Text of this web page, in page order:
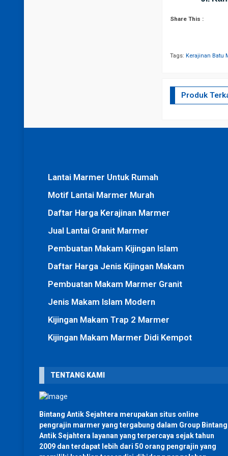
Share This :
Tags: Kerajinan Batu
Produk
Lantai Marmer Untuk Rumah
Motif Lantai Marmer Murah
Daftar Harga Kerajinan Marmer
Jual Lantai Granit Marmer
Pembuatan Makam Kijingan Islam
Daftar Harga Jenis Kijingan Makam
Pembuatan Makam Marmer Granit
Jenis Makam Islam Modern
Kijingan Makam Trap 2 Marmer
Kijingan Makam Marmer Didi Kempot
TENTANG KAMI
Bintang Antik Sejahtera merupakan situs online
pengrajin marmer yang tergabung dalam Group Bintang
Antik Sejahtera layanan yang terpercaya sejak tahun
2009 dan terdapat lebih dari 50 orang pengrajin yang